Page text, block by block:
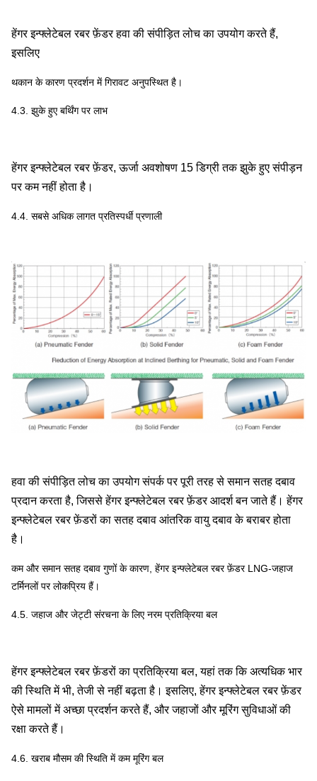
हेंगर इन्फ्लेटेबल रबर फ़ेंडर हवा की संपीड़ित लोच का उपयोग करते हैं,
इसलिए
थकान के कारण प्रदर्शन में गिरावट अनुपस्थित है।
4.3. झुके हुए बर्थिंग पर लाभ
हेंगर इन्फ्लेटेबल रबर फ़ेंडर, ऊर्जा अवशोषण 15 डिग्री तक झुके हुए संपीड़न
पर कम नहीं होता है।
4.4. सबसे अधिक लागत प्रतिस्पर्धी प्रणाली
हवा की संपीड़ित लोच का उपयोग संपर्क पर पूरी तरह से समान सतह दबाव
प्रदान करता है, जिससे हेंगर इन्फ्लेटेबल रबर फ़ेंडर आदर्श बन जाते हैं। हेंगर
इन्फ्लेटेबल रबर फ़ेंडरों का सतह दबाव आंतरिक वायु दबाव के बराबर होता
है।
कम और समान सतह दबाव गुणों के कारण, हेंगर इन्फ्लेटेबल रबर फ़ेंडर LNG-जहाज
टर्मिनलों पर लोकप्रिय हैं।
4.5. जहाज और जेट्टी संरचना के लिए नरम प्रतिक्रिया बल
हेंगर इन्फ्लेटेबल रबर फ़ेंडरों का प्रतिक्रिया बल, यहां तक कि अत्यधिक भार
की स्थिति में भी, तेजी से नहीं बढ़ता है। इसलिए, हेंगर इन्फ्लेटेबल रबर फ़ेंडर
ऐसे मामलों में अच्छा प्रदर्शन करते हैं, और जहाजों और मूरिंग सुविधाओं की
रक्षा करते हैं।
4.6. खराब मौसम की स्थिति में कम मूरिंग बल